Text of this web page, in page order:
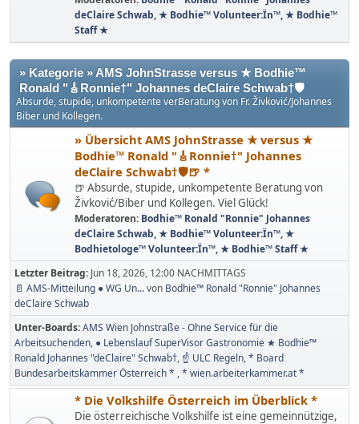
deClaire Schwab,★ Bodhie™ Volunteer:Ïn™,★ Bodhie™
Staff ★
» Kategorie » AMS JohnStrasse versus ★ Bodhie™
Ronald "🎸Ronnie†" Johannes deClaire Schwab†🛡️
Absurde, stupide, unkompetente verBeratung von Fr. Živković/Johannes
Biber und Kollegen.
» Übersicht AMS JohnStrasse ★ versus ★
Bodhie™ Ronald "🎸Ronnie†" Johannes
deClaire Schwab†🛡️🍺 *
🍺 Absurde, stupide, unkompetente Beratung von
Živković/Biber und Kollegen. Viel Glück!
Moderatoren: Bodhie™ Ronald "Ronnie" Johannes
deClaire Schwab,★ Bodhie™ Volunteer:Ïn™,★
Bodhietologe™ Volunteer:Ïn™,★ Bodhie™ Staff ★
Letzter Beitrag: Jun 18, 2026, 12:00 NACHMITTAGS
📄 AMS-Mitteilung ● WG Un...von Bodhie™ Ronald "Ronnie" Johannes
deClaire Schwab
Unter-Boards AMS Wien Johnstraße - Ohne Service für die
Arbeitsuchenden ● Lebenslauf SuperVisor Gastronomie ★ Bodhie™
Ronald Johannes "deClaire" Schwab† ☝ ULC Regeln * Board
Bundesarbeitskammer Österreich * * wien.arbeiterkammer.at *
* Die Volkshilfe Österreich im Überblick *
Die österreichische Volkshilfe ist eine gemeinnützige,